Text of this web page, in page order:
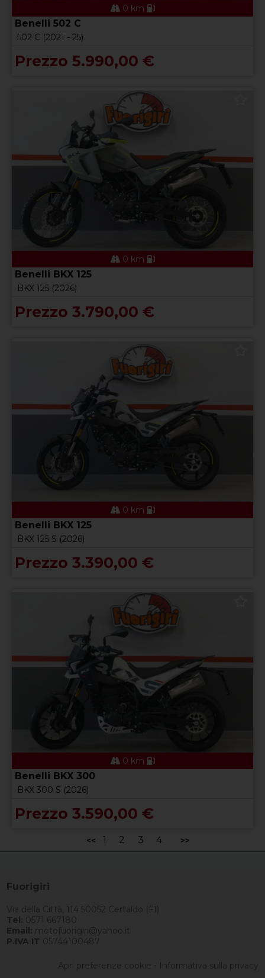
0 km
Benelli 502 C
502 C (2021 - 25)
Prezzo 5.990,00 €
0 km
Benelli BKX 125
BKX 125 (2026)
Prezzo 3.790,00 €
0 km
Benelli BKX 125
BKX 125 S (2026)
Prezzo 3.390,00 €
0 km
Benelli BKX 300
BKX 300 S (2026)
Prezzo 3.590,00 €
<< 1 2 3 4 >>
Fuorigiri
Via della Città, 114 50052 Certaldo (FI)
Tel: 0571 667180
Email: motofuorigiri@yahoo.it
P.IVA IT 05744100487
Apri preferenze cookie - Informativa sulla privacy